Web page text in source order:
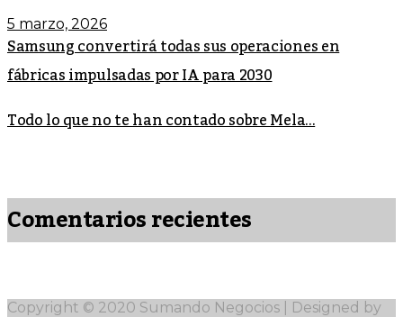
5 marzo, 2026
Samsung convertirá todas sus operaciones en
fábricas impulsadas por IA para 2030
Todo lo que no te han contado sobre Mela...
Comentarios recientes
Copyright © 2020 Sumando Negocios | Designed by